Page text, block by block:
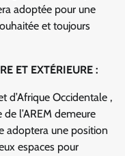
adoptée pour une
et toujours
ET EXTÉRIEURE :
d’Afrique Occidentale ,
l’AREM demeure
adoptera une position
espaces pour